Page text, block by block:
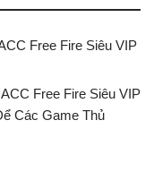
Free Fire Siêu VIP
Free Fire Siêu VIP
Các Game Thủ